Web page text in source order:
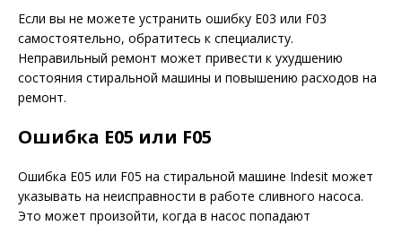
Если вы не можете устранить ошибку E03 или F03
самостоятельно, обратитесь к специалисту.
Неправильный ремонт может привести к ухудшению
состояния стиральной машины и повышению расходов на
ремонт.
Ошибка E05 или F05
Ошибка E05 или F05 на стиральной машине Indesit может
указывать на неисправности в работе сливного насоса.
Это может произойти, когда в насос попадают